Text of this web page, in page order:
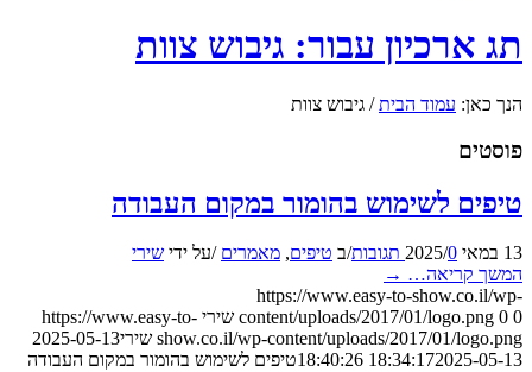
תג ארכיון עבור: גיבוש צוות
הנך כאן: עמוד הבית / גיבוש צוות
פוסטים
טיפים לשימוש בהומור במקום העבודה
13 במאי 2025 /0 תגובות /ב טיפים, מאמרים /על ידי שירי
המשך קריאה… →
https://www.easy-to-show.co.il/wp-
content/uploads/2017/01/logo.png 0 0 שירי https://www.easy-to-
show.co.il/wp-content/uploads/2017/01/logo.png שירי2025-05-13
18:34:172025-05-13 18:40:26
טיפים לשימוש בהומור במקום העבודה